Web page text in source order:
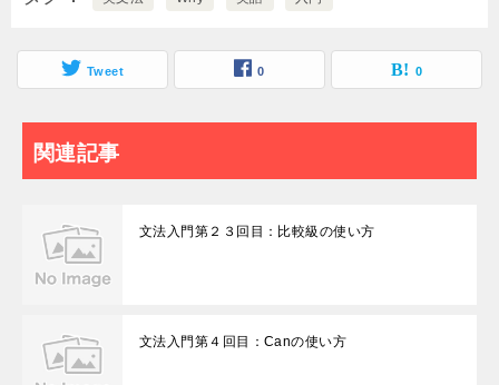
Tweet 0 0
関連記事
文法入門第２３回目：比較級の使い方
文法入門第４回目：Canの使い方